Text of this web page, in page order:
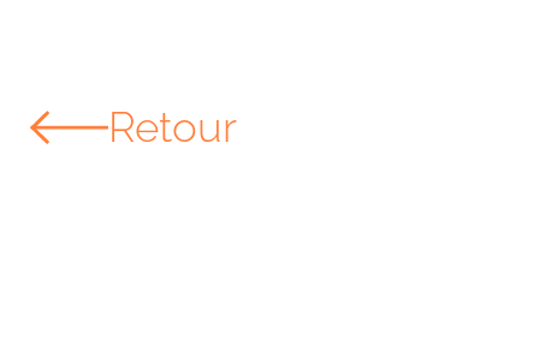
Retour